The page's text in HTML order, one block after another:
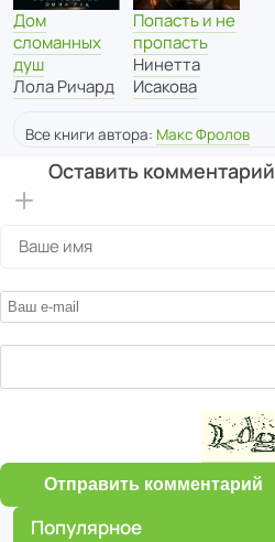
Дом
сломанных
душ
Лола Ричард
Попасть и не
пропасть
Нинетта
Исакова
Все книги автора: Макс Фролов
Оставить комментарий
Отправить комментарий
Популярное